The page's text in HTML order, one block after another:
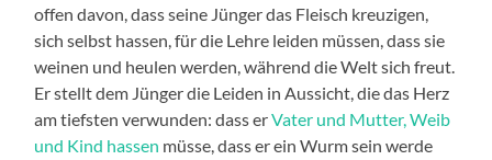
offen davon, dass seine Jünger das Fleisch kreuzigen,
sich selbst hassen, für die Lehre leiden müssen, dass sie
weinen und heulen werden, während die Welt sich freut.
Er stellt dem Jünger die Leiden in Aussicht, die das Herz
am tiefsten verwunden: dass erVater und Mutter, Weib
und Kind hassen müsse, dass er ein Wurm sein werde